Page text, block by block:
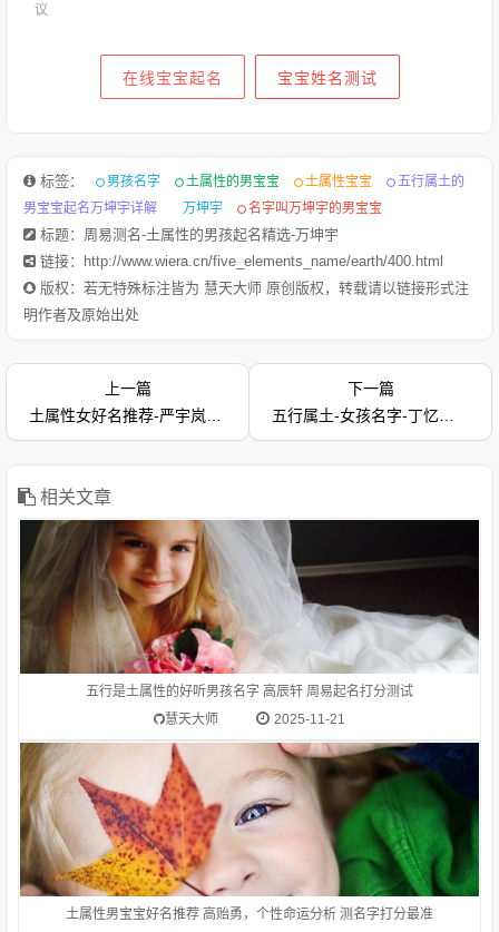
议
在线宝宝起名 宝宝姓名测试
标签： 男孩名字 土属性的男宝宝 土属性宝宝
五行属土的
男宝宝起名万坤宇详解
万坤宇 名字叫万坤宇的男宝宝
标题：周易测名-土属性的男孩起名精选-万坤宇
链接：http://www.wiera.cn/five_elements_name/earth/400.html
版权：若无特殊标注皆为 慧天大师 原创版权，转载请以链接形式注
明作者及原始出处
上一篇
土属性女好名推荐-严宇岚，个性命运分析-姓名评分
下一篇
五行属土-女孩名字-丁忆娴-免费测名字打分
相关文章
1.高辰轩-字典释意高,笔画数是 10高 读音是gāo,高gāo由下到上
距离大的，与“低”相对：高峰。高空。高踞。高原。高耸。高山
流水（喻知己、知音或乐曲高妙）。高屋建瓴（形容居高临下的
高考。在一般标准或平均程度之上：高质量。高消费。高价。
五行是土属性的好听男孩名字 高辰轩 周易起名打分测试
慧天大师
2025-11-21
1.高贻勇-字典释意高,笔画数是 10高 读音是gāo,高gāo由下到上
距离大的，与“低”相对：高峰。高空。高踞。高原。高耸。高山
流水（喻知己、知音或乐曲高妙）。高屋建瓴（形容居高临下的
形势）。高瞻远瞩。高度：他身高一米八。等级在上的：高级。
高考。在一般标准或平均程度之上：高质量。高消费。高价。
土属性男宝宝好名推荐 高贻勇，个性命运分析 测名字打分最准
名字字五行属什么？含名字字的女宝宝起名推荐